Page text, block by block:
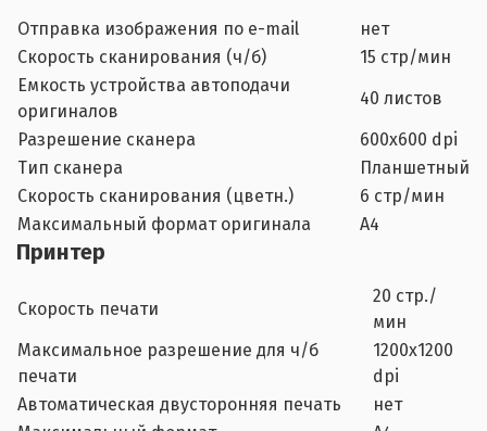
Отправка изображения по e-mail
нет
Скорость сканирования (ч/б)
15 стр/мин
Емкость устройства автоподачи
оригиналов
40 листов
Разрешение сканера
600х600 dpi
Тип сканера
Планшетный
Скорость сканирования (цветн.)
6 стр/мин
Максимальный формат оригинала
A4
Принтер
Скорость печати
20 стр./
мин
Максимальное разрешение для ч/б
печати
1200х1200
dpi
Автоматическая двусторонняя печать
нет